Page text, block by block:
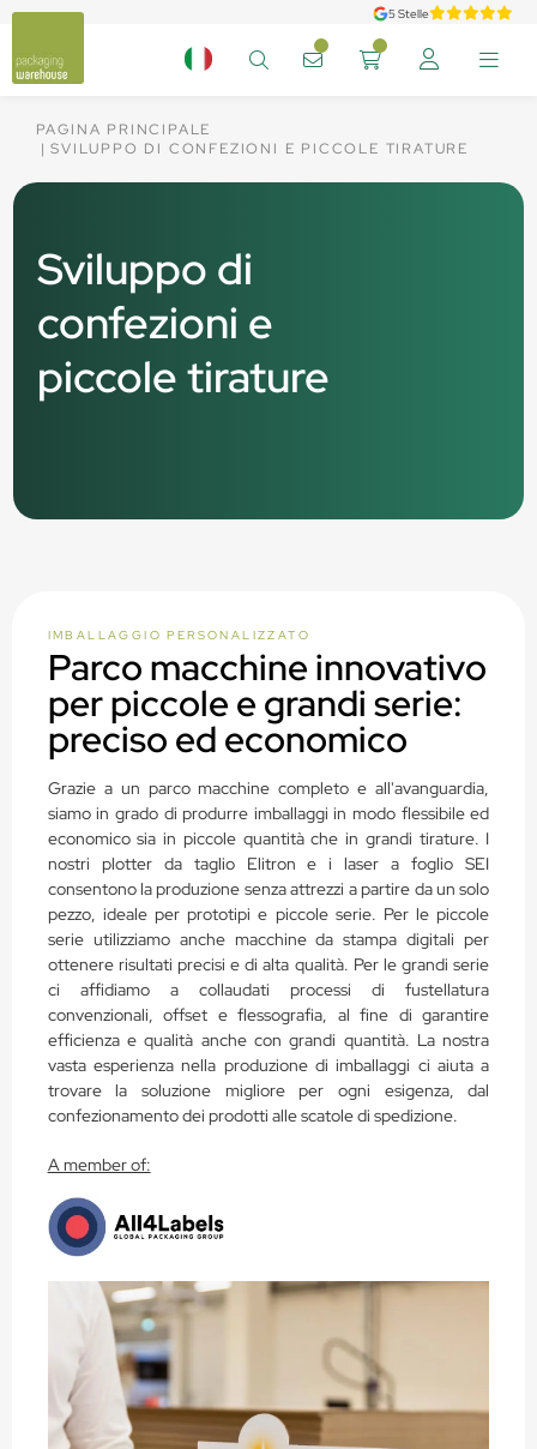
5 Stelle
PAGINA PRINCIPALE
SVILUPPO DI CONFEZIONI E PICCOLE TIRATURE
Sviluppo di
confezioni e
piccole tirature
IMBALLAGGIO PERSONALIZZATO
Parco macchine innovativo
per piccole e grandi serie:
preciso ed economico
Grazie a un parco macchine completo e all'avanguardia,
siamo in grado di produrre imballaggi in modo flessibile ed
economico sia in piccole quantità che in grandi tirature. I
nostri plotter da taglio Elitron e i laser a foglio SEI
consentono la produzione senza attrezzi a partire da un solo
pezzo, ideale per prototipi e piccole serie. Per le piccole
serie utilizziamo anche macchine da stampa digitali per
ottenere risultati precisi e di alta qualità. Per le grandi serie
ci affidiamo a collaudati processi di fustellatura
convenzionali, offset e flessografia, al fine di garantire
efficienza e qualità anche con grandi quantità. La nostra
vasta esperienza nella produzione di imballaggi ci aiuta a
trovare la soluzione migliore per ogni esigenza, dal
confezionamento dei prodotti alle scatole di spedizione.
A member of: